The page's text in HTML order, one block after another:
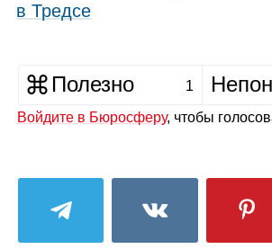
в Тредсе
Полезно 1
Войдите в Бюросферу, чтобы